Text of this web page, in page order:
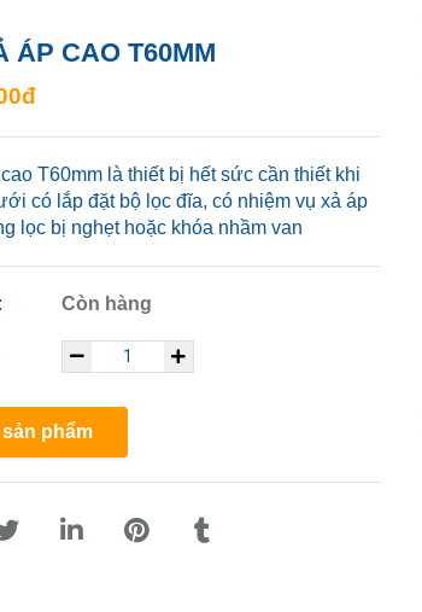
ÁP CAO T60MM
T60mm là thiết bị hết sức cần thiết khi
có lắp đặt bộ lọc đĩa, có nhiệm vụ xả áp
lọc bị nghẹt hoặc khóa nhầm van
Còn hàng
phẩm